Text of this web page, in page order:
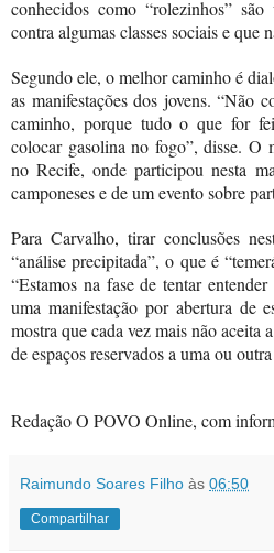
conhecidos como “rolezinhos”
contra algumas classes sociais e que
Segundo ele, o melhor caminho é
as manifestações dos jovens. “Não
caminho, porque tudo o que for
colocar gasolina no fogo”, disse. O
no Recife, onde participou nesta
camponeses e de um evento sobre
Para Carvalho, tirar conclusões
“análise precipitada”, o que é
“Estamos na fase de tentar
uma manifestação por abertura de
mostra que cada vez mais não aceita
de espaços reservados a uma ou
Redação O POVO Online, com
Raimundo Soares Filho às 06:50
Compartilhar